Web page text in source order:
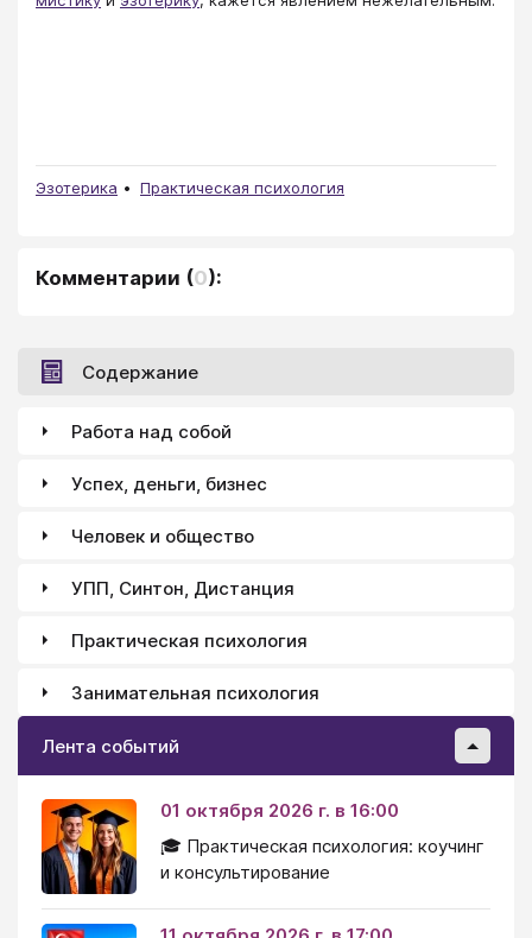
Эзотерика Практическая психология
Комментарии (0):
Содержание
Работа над собой
Успех, деньги, бизнес
Человек и общество
УПП, Синтон, Дистанция
Практическая психология
Занимательная психология
Лента событий
01 октября 2026 г. в 16:00
🎓 Практическая психология: коучинг
и консультирование